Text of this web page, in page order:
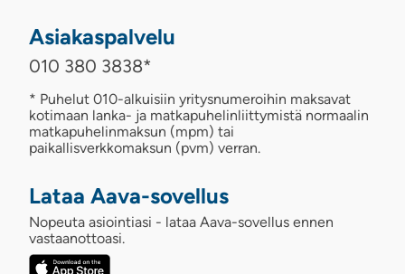
Asiakaspalvelu
010 380 3838*
* Puhelut 010-alkuisiin yritysnumeroihin maksavat
kotimaan lanka- ja matkapuhelinliittymistä normaalin
matkapuhelinmaksun (mpm) tai
paikallisverkkomaksun (pvm) verran.
Lataa Aava-sovellus
Nopeuta asiointiasi - lataa Aava-sovellus ennen
vastaanottoasi.